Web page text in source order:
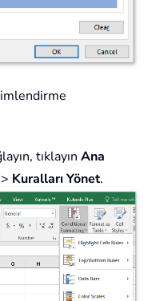
tıklayın Ana
> Kuralları Yönet.